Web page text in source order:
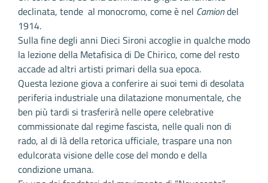
declinata, tende al monocromo, come è nel Camiondel
1914.
Sulla fine degli anni Dieci Sironi accoglie in qualche modo
la lezione della Metafisica di De Chirico, come del resto
accade ad altri artisti primari della sua epoca.
Questa lezione giova a conferire ai suoi temi di desolata
periferia industriale una dilatazione monumentale, che
ben più tardi si trasferirà nelle opere celebrative
commissionate dal regime fascista, nelle quali non di
rado, al di là della retorica ufficiale, traspare una non
edulcorata visione delle cose del mondo e della
condizione umana.